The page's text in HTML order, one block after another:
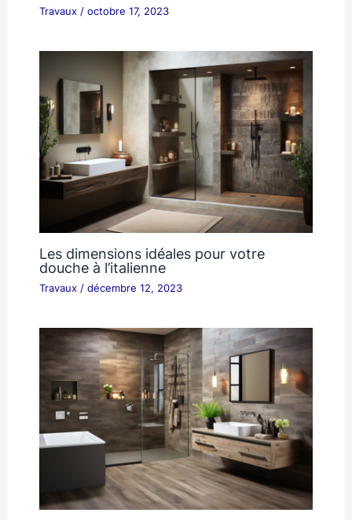
Travaux/ octobre 17, 2023
Les dimensions idéales pour votre
douche à l’italienne
Travaux/ décembre 12, 2023